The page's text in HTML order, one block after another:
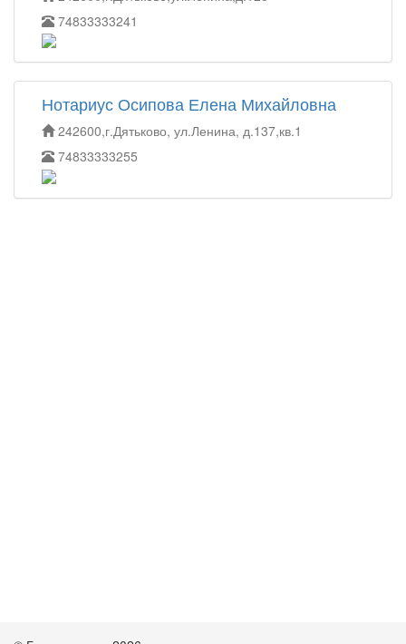
74833333241
Нотариус Осипова Елена Михайловна
242600,г.Дятьково, ул.Ленина, д.137,кв.1
74833333255